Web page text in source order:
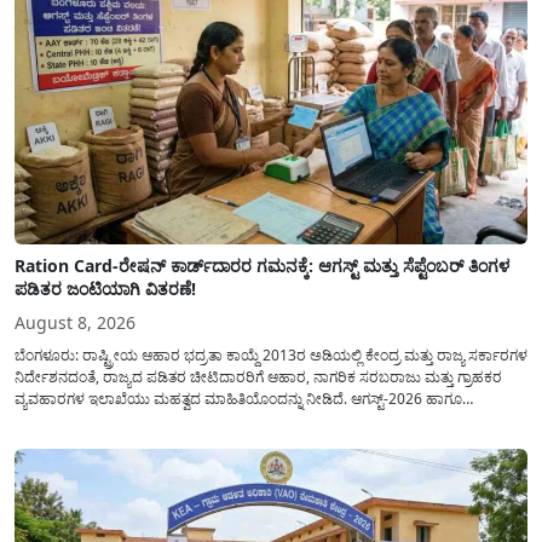
Ration Card-ರೇಷನ್ ಕಾರ್ಡ್‍ದಾರರ ಗಮನಕ್ಕೆ: ಆಗಸ್ಟ್ ಮತ್ತು ಸೆಪ್ಟೆಂಬರ್ ತಿಂಗಳ
ಪಡಿತರ ಜಂಟಿಯಾಗಿ ವಿತರಣೆ!
August 8, 2026
ಬೆಂಗಳೂರು: ರಾಷ್ಟ್ರೀಯ ಆಹಾರ ಭದ್ರತಾ ಕಾಯ್ದೆ 2013ರ ಅಡಿಯಲ್ಲಿ ಕೇಂದ್ರ ಮತ್ತು ರಾಜ್ಯ ಸರ್ಕಾರಗಳ
ನಿರ್ದೇಶನದಂತೆ, ರಾಜ್ಯದ ಪಡಿತರ ಚೀಟಿದಾರರಿಗೆ ಆಹಾರ, ನಾಗರಿಕ ಸರಬರಾಜು ಮತ್ತು ಗ್ರಾಹಕರ
ವ್ಯವಹಾರಗಳ ಇಲಾಖೆಯು ಮಹತ್ವದ ಮಾಹಿತಿಯೊಂದನ್ನು ನೀಡಿದೆ. ಆಗಸ್ಟ್-2026 ಹಾಗೂ